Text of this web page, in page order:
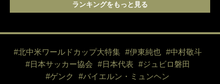
ランキングをもっと見る
#北中米ワールドカップ大特集 #伊東純也
#中村敬斗
#日本サッカー協会
#日本代表
#ジュビロ磐田
#ゲンク
#バイエルン・ミュンヘン